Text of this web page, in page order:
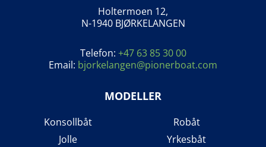
Holtermoen 12,
N-1940 BJØRKELANGEN
Telefon: +47 63 85 30 00
Email: bjorkelangen@pionerboat.com
MODELLER
Konsollbåt
Jolle
Robåt
Yrkesbåt